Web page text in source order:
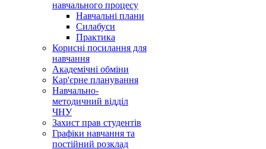
навчального процесу
Навчальні плани
Силабуси
Практика
Корисні посилання для
навчання
Академічні обміни
Кар'єрне планування
Навчально-
методичний відділ
ЧНУ
Захист прав студентів
Графіки навчання та
постійний розклад